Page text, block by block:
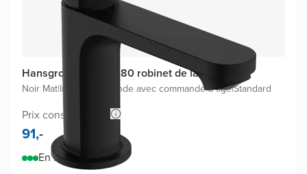
Hansgrohe Rebris S80 robinet de lavabo
Noir Mat|Inclus une bonde avec commande à tige|Standard
Prix conseillé 153,-
91,-
En stock